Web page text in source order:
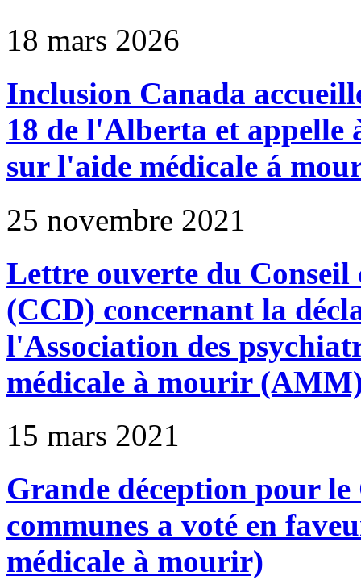
18 mars 2026
Inclusion Canada
18 de l'Alberta et appelle
sur l'aide médicale á
25 novembre 2021
Lettre ouverte du Conseil
(CCD) concernant la
l'Association des
médicale à mourir
15 mars 2021
Grande déception pour
communes a voté en
médicale à mourir)